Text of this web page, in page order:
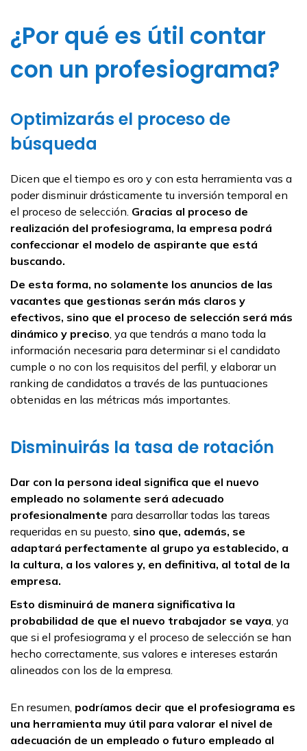
¿Por qué es útil contar
con un profesiograma?
Optimizarás el proceso de
búsqueda
Dicen que el tiempo es oro y con esta herramienta vas a
poder disminuir drásticamente tu inversión temporal en
el proceso de selección. Gracias al proceso de
realización del profesiograma, la empresa podrá
confeccionar el modelo de aspirante que está
buscando.
De esta forma, no solamente los anuncios de las
vacantes que gestionas serán más claros y
efectivos, sino que el proceso de selección será más
dinámico y preciso, ya que tendrás a mano toda la
información necesaria para determinar si el candidato
cumple o no con los requisitos del perfil, y elaborar un
ranking de candidatos a través de las puntuaciones
obtenidas en las métricas más importantes.
Disminuirás la tasa de rotación
Dar con la persona ideal significa que el nuevo
empleado no solamente será adecuado
profesionalmente para desarrollar todas las tareas
requeridas en su puesto, sino que, además, se
adaptará perfectamente al grupo ya establecido, a
la cultura, a los valores y, en definitiva, al total de la
empresa.
Esto disminuirá de manera significativa la
probabilidad de que el nuevo trabajador se vaya, ya
que si el profesiograma y el proceso de selección se han
hecho correctamente, sus valores e intereses estarán
alineados con los de la empresa.
En resumen, podríamos decir que el profesiograma es
una herramienta muy útil para valorar el nivel de
adecuación de un empleado o futuro empleado al